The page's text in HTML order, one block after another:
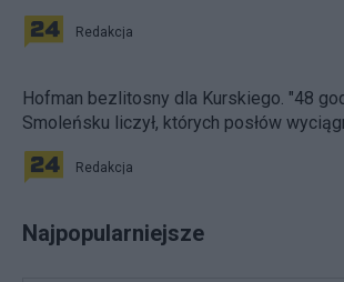
Redakcja
Hofman bezlitosny dla Kurskiego. "48
Smoleńsku liczył, których posłów
Redakcja
Najpopularniejsze